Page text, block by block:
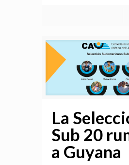
La
Sub 20
a Guyana